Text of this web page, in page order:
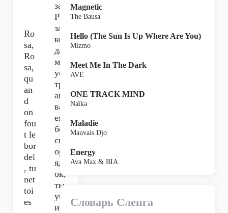
Ro
sa,
Ro
sa,
qu
an
d
on
fou
t le
bor
del
, tu
net
toi
es
за,
Ро
за,
ког
да
мы
ус
тр
аи
ва
ем
бе
сп
ор
яд
ок,
ты
уб
ир
Magnetic
The Bausa
Hello (The Sun Is Up Where Are You)
Mizmo
Meet Me In The Dark
AVE
ONE TRACK MIND
Naïka
Maladie
Mauvais Djo
Energy
Ava Max & BIA
Словарь Сленга